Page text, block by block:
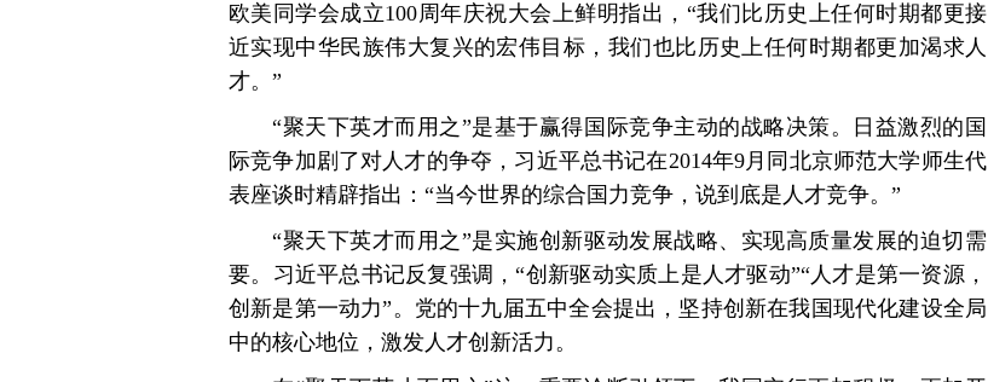
欧美同学会成立100周年庆祝大会上鲜明指出，“我们比历史上任何时期都更接
近实现中华民族伟大复兴的宏伟目标，我们也比历史上任何时期都更加渴求人
才。”
“聚天下英才而用之”是基于赢得国际竞争主动的战略决策。日益激烈的国
际竞争加剧了对人才的争夺，习近平总书记在2014年9月同北京师范大学师生代
表座谈时精辟指出：“当今世界的综合国力竞争，说到底是人才竞争。”
“聚天下英才而用之”是实施创新驱动发展战略、实现高质量发展的迫切需
要。习近平总书记反复强调，“创新驱动实质上是人才驱动”“人才是第一资源，
创新是第一动力”。党的十九届五中全会提出，坚持创新在我国现代化建设全局
中的核心地位，激发人才创新活力。